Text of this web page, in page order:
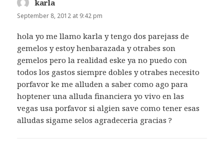
karla
September 8, 2012 at 9:42 pm
hola yo me llamo karla y tengo dos parejass de
gemelos y estoy henbarazada y otrabes son
gemelos pero la realidad eske ya no puedo con
todos los gastos siempre dobles y otrabes necesito
porfavor ke me alluden a saber como ago para
hoptener una alluda financiera yo vivo en las
vegas usa porfavor si algien save como tener esas
alludas sigame selos agradeceria gracias ?